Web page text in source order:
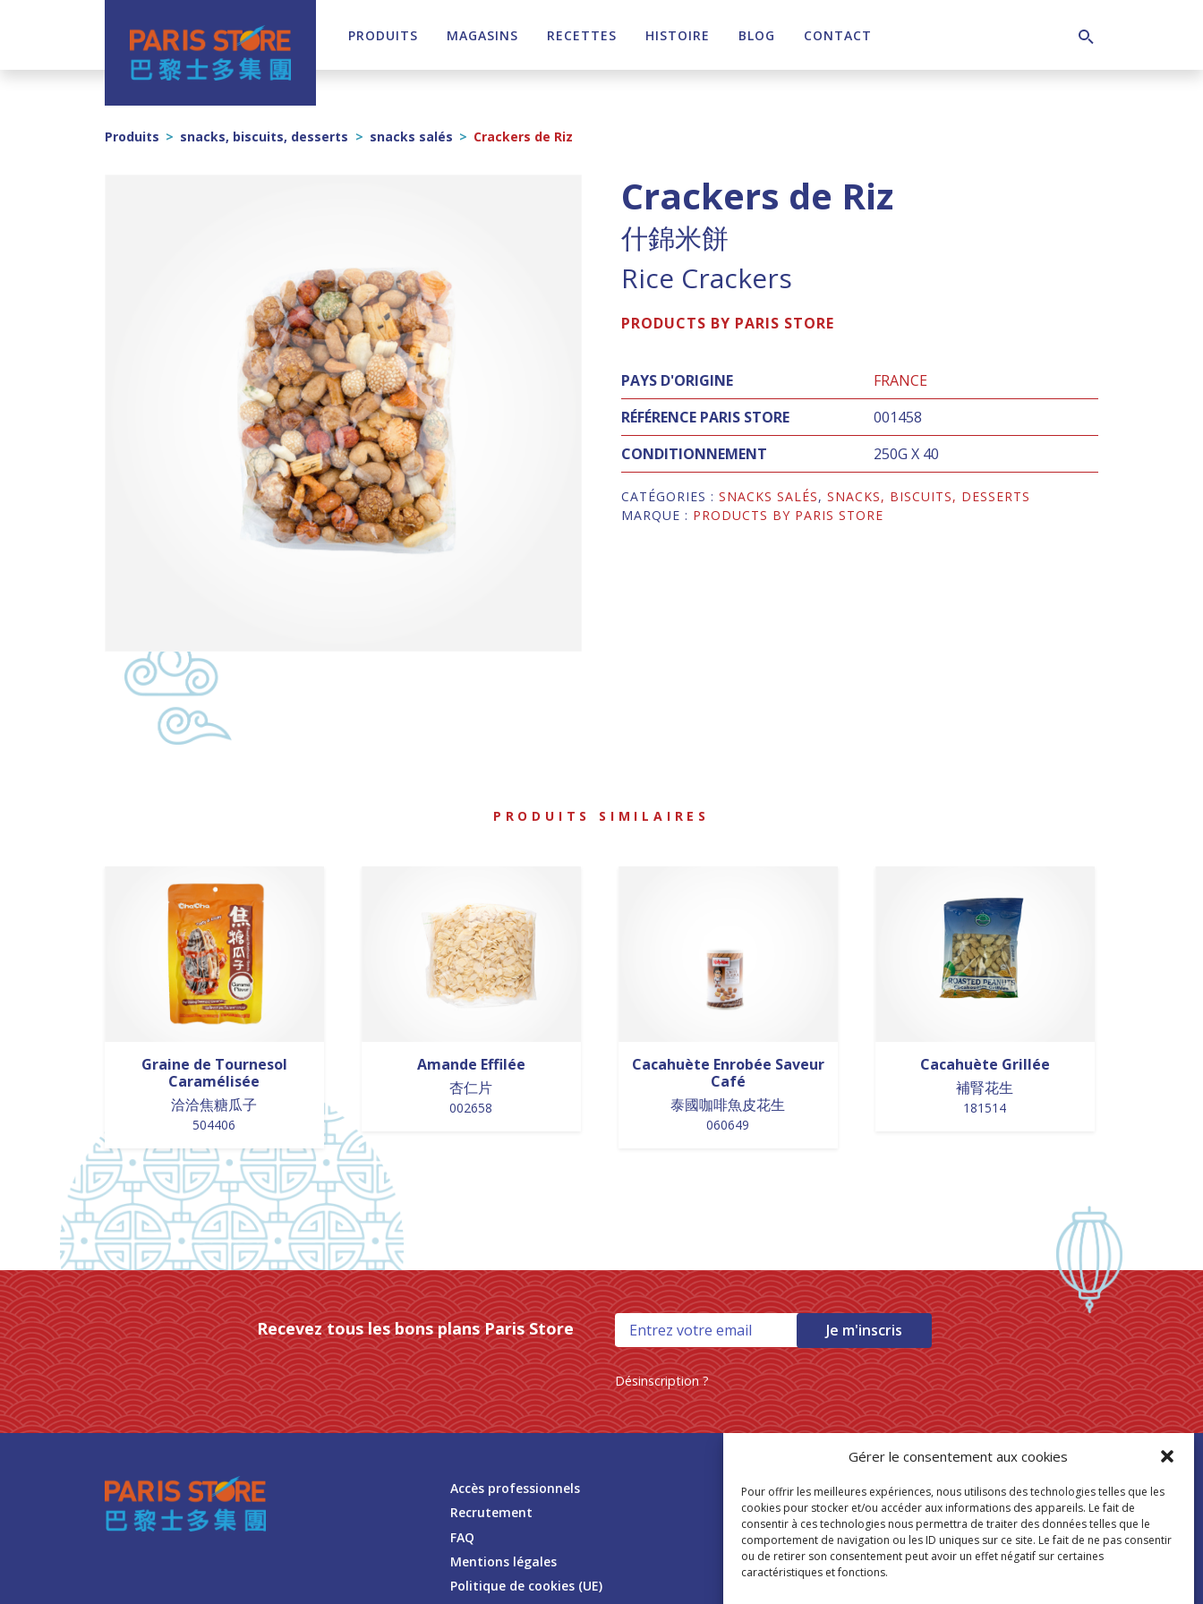
Gérer le consentement aux cookies
Pour offrir les meilleures expériences, nous utilisons des technologies telles que les
cookies pour stocker et/ou accéder aux informations des appareils. Le fait de
consentir à ces technologies nous permettra de traiter des données telles que le
comportement de navigation ou les ID uniques sur ce site. Le fait de ne pas consentir
ou de retirer son consentement peut avoir un effet négatif sur certaines
caractéristiques et fonctions.
Navigation principale PRODUITS MAGASINS RECETTES HISTOIRE BLOG CONTACT
Produits > snacks, biscuits, desserts > snacks salés > Crackers de Riz
Crackers de Riz
什錦米餅
Rice Crackers
PRODUCTS BY PARIS STORE
PAYS D'ORIGINE
FRANCE
RÉFÉRENCE PARIS STORE
001458
CONDITIONNEMENT
250G X 40
CATÉGORIES :SNACKS SALÉS,SNACKS, BISCUITS, DESSERTS
MARQUE : PRODUCTS BY PARIS STORE
PRODUITS SIMILAIRES
Graine de Tournesol
Caramélisée
洽洽焦糖瓜子
504406
Amande Effilée
杏仁片
002658
Cacahuète Enrobée Saveur
Café
泰國咖啡魚皮花生
060649
Cacahuète Grillée
補腎花生
181514
Recevez tous les bons plans Paris Store Je m'inscris
Désinscription ?
Accès professionnels
Recrutement
FAQ
Mentions légales
Politique de cookies (UE)
Trouver mon
magasin Paris Store
Où nous trouver